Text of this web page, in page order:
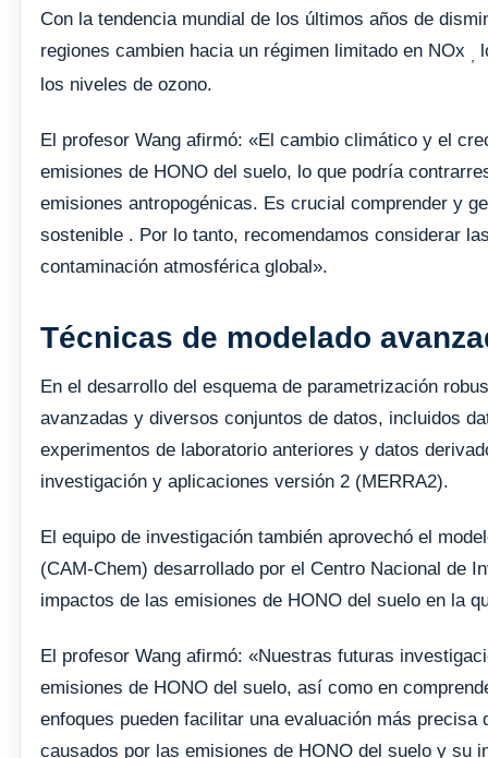
Con la tendencia mundial de los últimos años de
regiones cambien hacia un régimen limitado en NOx ,
los niveles de ozono.
El profesor Wang afirmó: «El cambio climático y el
emisiones de HONO del suelo, lo que podría
emisiones antropogénicas. Es crucial comprender y
sostenible . Por lo tanto, recomendamos considerar
contaminación atmosférica global».
Técnicas de modelado
En el desarrollo del esquema de parametrización
avanzadas y diversos conjuntos de datos, incluidos
experimentos de laboratorio anteriores y datos
investigación y aplicaciones versión 2 (MERRA2).
El equipo de investigación también aprovechó el
(CAM-Chem) desarrollado por el Centro Nacional de
impactos de las emisiones de HONO del suelo en la
El profesor Wang afirmó: «Nuestras futuras
emisiones de HONO del suelo, así como en
enfoques pueden facilitar una evaluación más
causados ​​por las emisiones de HONO del suelo y su